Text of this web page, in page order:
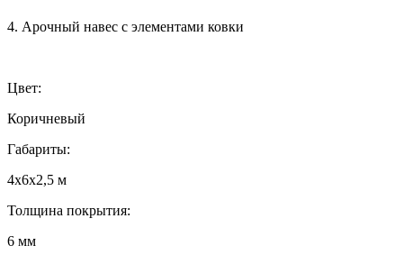
4. Арочный навес с элементами ковки
Цвет:
Коричневый
Габариты:
4х6х2,5 м
Толщина покрытия:
6 мм